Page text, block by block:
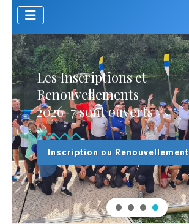
Les Inscriptions et
Renouvellements
2026-7 sont ouverts
Inscription ou Renouvellement